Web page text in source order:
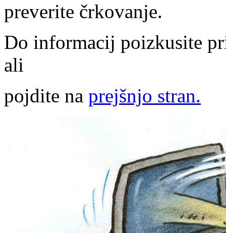
preverite črkovanje.
Do informacij poizkusite
ali
pojdite na prejšnjo stran.